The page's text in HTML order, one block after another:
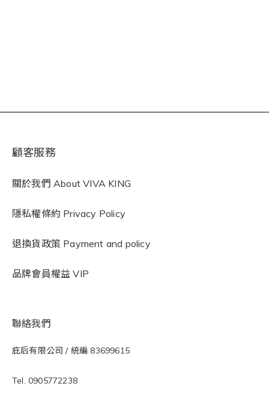
顧客服務
關於我們 About VIVA KING
隱私權條約 Privacy Policy
退換貨政策 Payment and policy
品牌會員權益 VIP
聯絡我們
庇后有限公司 / 統編 83699615
Tel. 0905772238